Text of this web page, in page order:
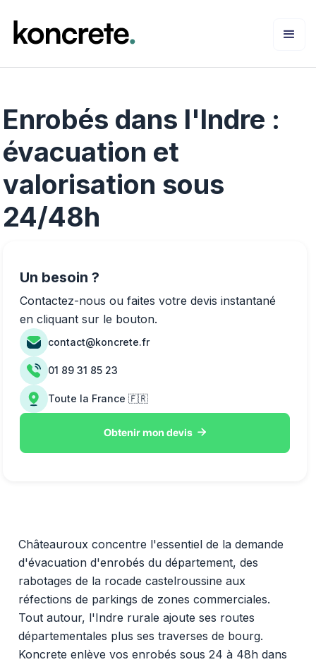
Enrobés dans l'Indre :
évacuation et
valorisation sous
24/48h
Châteauroux concentre l'essentiel de la demande
d'évacuation d'enrobés du département, des
rabotages de la rocade castelroussine aux
réfections de parkings de zones commerciales.
Tout autour, l'Indre rurale ajoute ses routes
départementales plus ses traverses de bourg.
Koncrete enlève vos enrobés sous 24 à 48h dans
Un besoin ?
Contactez-nous ou faites votre devis instantané
en cliquant sur le bouton.
contact@koncrete.fr
01 89 31 85 23
Toute la France 🇫🇷
Obtenir mon devis 